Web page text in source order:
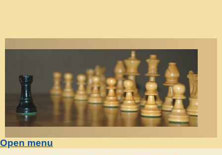
Open menu